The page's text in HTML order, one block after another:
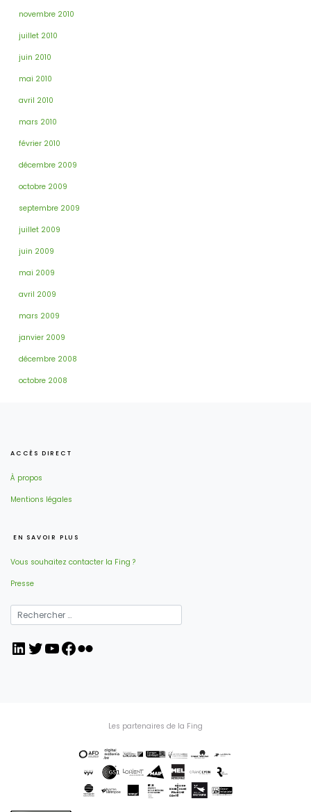
novembre 2010
juillet 2010
juin 2010
mai 2010
avril 2010
mars 2010
février 2010
décembre 2009
octobre 2009
septembre 2009
juillet 2009
juin 2009
mai 2009
avril 2009
mars 2009
janvier 2009
décembre 2008
octobre 2008
ACCÈS DIRECT
À propos
Mentions légales
EN SAVOIR PLUS
Vous souhaitez contacter la Fing ?
Presse
LinkedIn
Twitter
YouTube
Facebook
Flickr
Les partenaires de la Fing